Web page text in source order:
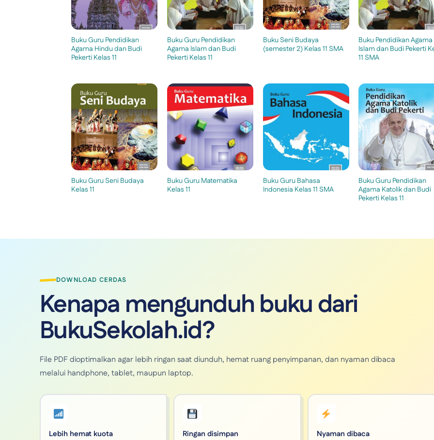
Buku Guru Pendidikan
Agama Hindu dan Budi
Pekerti Kelas 11
Buku Guru Pendidikan
Agama Islam dan Budi
Pekerti Kelas 11
Buku Seni Budaya
(semester 2) Kelas 11 SMA
Buku Pendidikan Agama
Islam dan Budi Pekerti
11 SMA
Buku Guru Seni Budaya
Kelas 11
Buku Guru Matematika
Kelas 11
Buku Guru Bahasa
Indonesia Kelas 11 SMA
Buku Guru Pendidikan
Agama Katolik dan Budi
Pekerti Kelas 11
DOWNLOAD CERDAS
Kenapa mengunduh buku dari
BukuSekolah.id?
File PDF dioptimalkan agar lebih ringan saat diunduh, hemat ruang penyimpanan, dan nyaman dibaca
melalui handphone, tablet, maupun laptop.
Lebih hemat kuota Ringan disimpan Nyaman dibaca